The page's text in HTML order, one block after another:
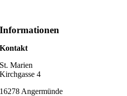
Informationen
Kontakt
St. Marien
Kirchgasse 4
16278 Angermünde